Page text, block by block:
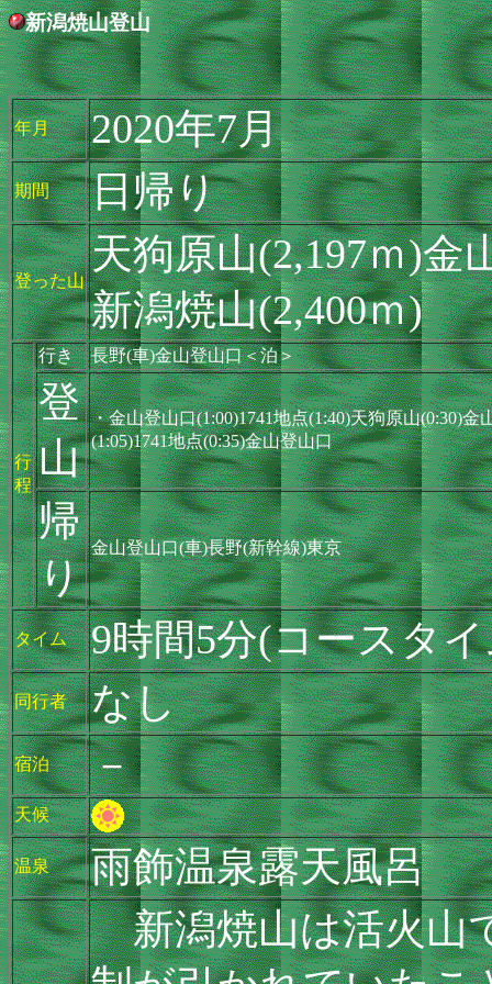
新潟焼山登山
年月 2020年7月
期間 日帰り
登った山
天狗原山(2,197ｍ)
新潟焼山(2,400ｍ)
行
程
行き 長野(車)金山登山口＜泊＞
登
山
・金山登山口(1:00)1741地点(1:40)天狗原山(0:30)
(1:05)1741地点(0:35)金山登山口
帰
り
金山登山口(車)長野(新幹線)東京
タイム 9時間5分(コースタ
同行者 なし
宿泊 －
天候
温泉
雨飾温泉露天風呂
新潟焼山は活火山